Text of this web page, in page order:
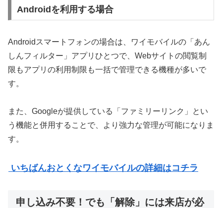
Androidを利用する場合
Androidスマートフォンの場合は、ワイモバイルの「あん
しんフィルター」アプリひとつで、Webサイトの閲覧制
限もアプリの利用制限も一括で管理できる機種が多いで
す。
また、Googleが提供している「ファミリーリンク」とい
う機能と併用することで、より強力な管理が可能になりま
す。
いちばんおとくなワイモバイルの詳細はコチラ
申し込み不要！でも「解除」には来店が必